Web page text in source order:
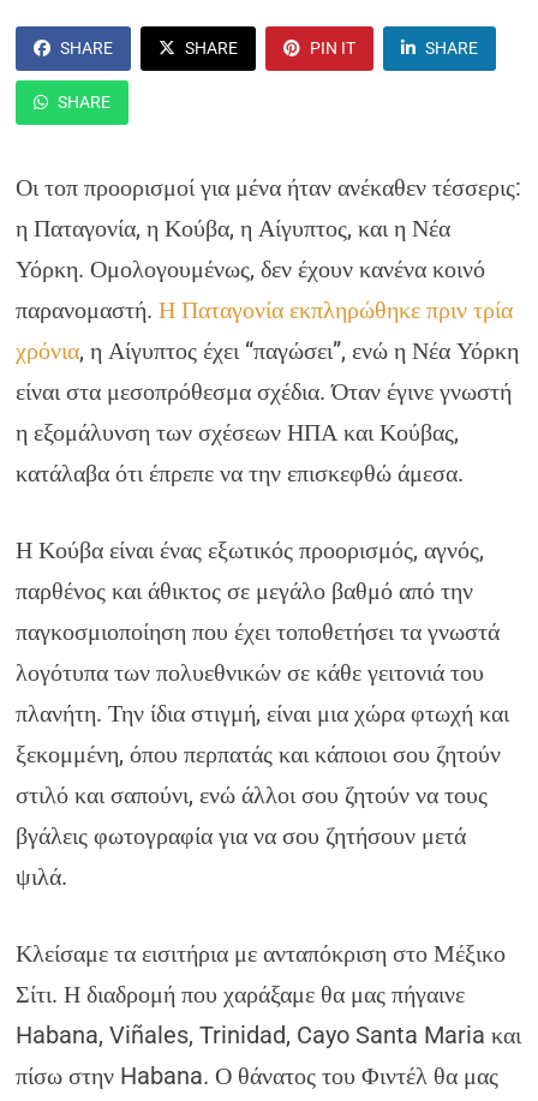
SHARE SHARE PIN IT SHARE
SHARE
Οι τοπ προορισμοί για μένα ήταν ανέκαθεν τέσσερις:
η Παταγονία, η Κούβα, η Αίγυπτος, και η Νέα
Υόρκη. Ομολογουμένως, δεν έχουν κανένα κοινό
παρανομαστή.Η Παταγονία εκπληρώθηκε πριν τρία
χρόνια, η Αίγυπτος έχει “παγώσει”, ενώ η Νέα Υόρκη
είναι στα μεσοπρόθεσμα σχέδια. Όταν έγινε γνωστή
η εξομάλυνση των σχέσεων ΗΠΑ και Κούβας,
κατάλαβα ότι έπρεπε να την επισκεφθώ άμεσα.
Η Κούβα είναι ένας εξωτικός προορισμός, αγνός,
παρθένος και άθικτος σε μεγάλο βαθμό από την
παγκοσμιοποίηση που έχει τοποθετήσει τα γνωστά
λογότυπα των πολυεθνικών σε κάθε γειτονιά του
πλανήτη. Την ίδια στιγμή, είναι μια χώρα φτωχή και
ξεκομμένη, όπου περπατάς και κάποιοι σου ζητούν
στιλό και σαπούνι, ενώ άλλοι σου ζητούν να τους
βγάλεις φωτογραφία για να σου ζητήσουν μετά
ψιλά.
Κλείσαμε τα εισιτήρια με ανταπόκριση στο Μέξικο
Σίτι. Η διαδρομή που χαράξαμε θα μας πήγαινε
Habana, Viñales, Trinidad, Cayo Santa Maria και
πίσω στην Habana. Ο θάνατος του Φιντέλ θα μας